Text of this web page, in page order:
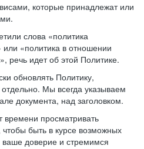
которые принадлежат или
слова «политика
«политика в отношении
речь идет об этой Политике.
обновлять Политику,
Мы всегда указываем
документа, над заголовком.
просматривать
быть в курсе возможных
доверие и стремимся